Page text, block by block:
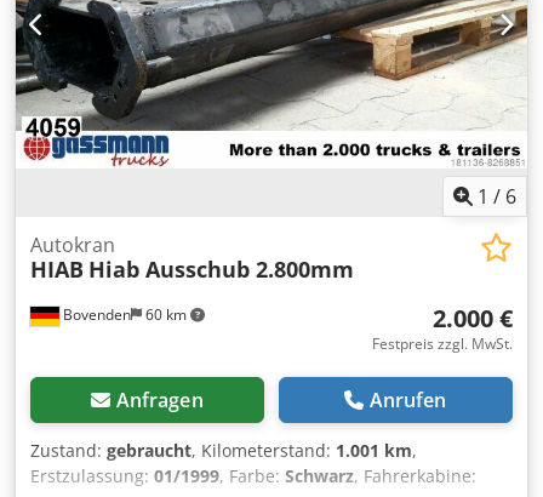
1 / 6
Bovenden 60 km
Autokran
HIAB Hiab Ausschub 2.800mm
2.000 €
Festpreis zzgl. MwSt.
Anfragen Anrufen
Zustand: gebraucht, Kilometerstand: 1.001 km,
Erstzulassung: 01/1999, Farbe: Schwarz, Fahrerkabine: